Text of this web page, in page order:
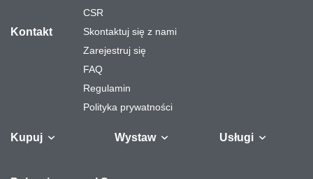
Kupuj Wystaw Usługi
CSR
Kontakt
Skontaktuj się z nami
Zarejestruj się
FAQ
Regulamin
Polityka prywatności